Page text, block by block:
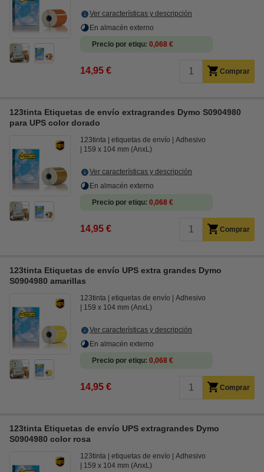
Ver características y descripción
En almacén externo
Precio por etiqu 0,068 €
14,95 € Comprar
123tinta Etiquetas de envío extragrandes Dymo S0904980
para UPS color dorado
123tinta etiquetas de envío
Adhesivo
159 x 104 mm (AnxL)
Ver características y descripción
En almacén externo
Precio por etiqu 0,068 €
14,95 € Comprar
123tinta Etiquetas de envío UPS extra grandes Dymo
S0904980 amarillas
123tinta etiquetas de envío
Adhesivo
159 x 104 mm (AnxL)
Ver características y descripción
En almacén externo
Precio por etiqu 0,068 €
14,95 € Comprar
123tinta Etiquetas de envío UPS extragrandes Dymo
S0904980 color rosa
123tinta etiquetas de envío
Adhesivo
159 x 104 mm (AnxL)